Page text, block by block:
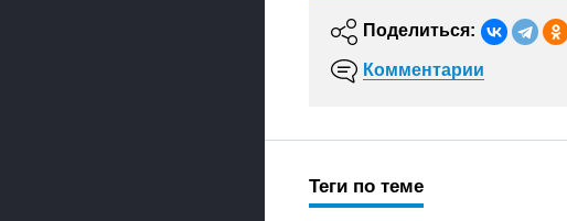
Поделиться:
Комментарии
Теги по теме